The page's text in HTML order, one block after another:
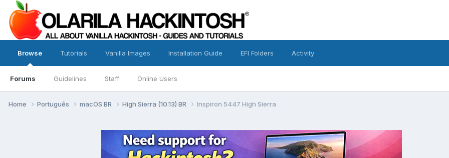
Browse
Forums Guidelines Staff Online Users
Tutorials Vanilla Images Installation Guide EFI Folders Activity
Home Português macOS BR High Sierra (10.13) BR Inspiron 5447 High Sierra